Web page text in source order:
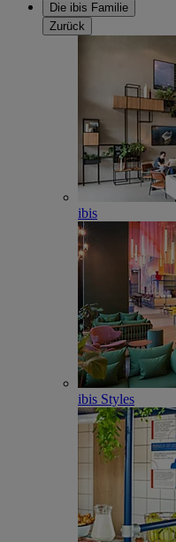
Die ibis Familie
Zurück
ibis
ibis Styles